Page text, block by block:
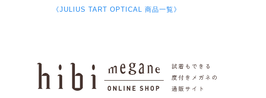
《JULIUS TART OPTICAL 商品一覧》